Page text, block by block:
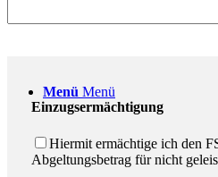
Menü Menü
Einzugsermächtigung
Hiermit ermächtige ich den
Abgeltungsbetrag für nicht